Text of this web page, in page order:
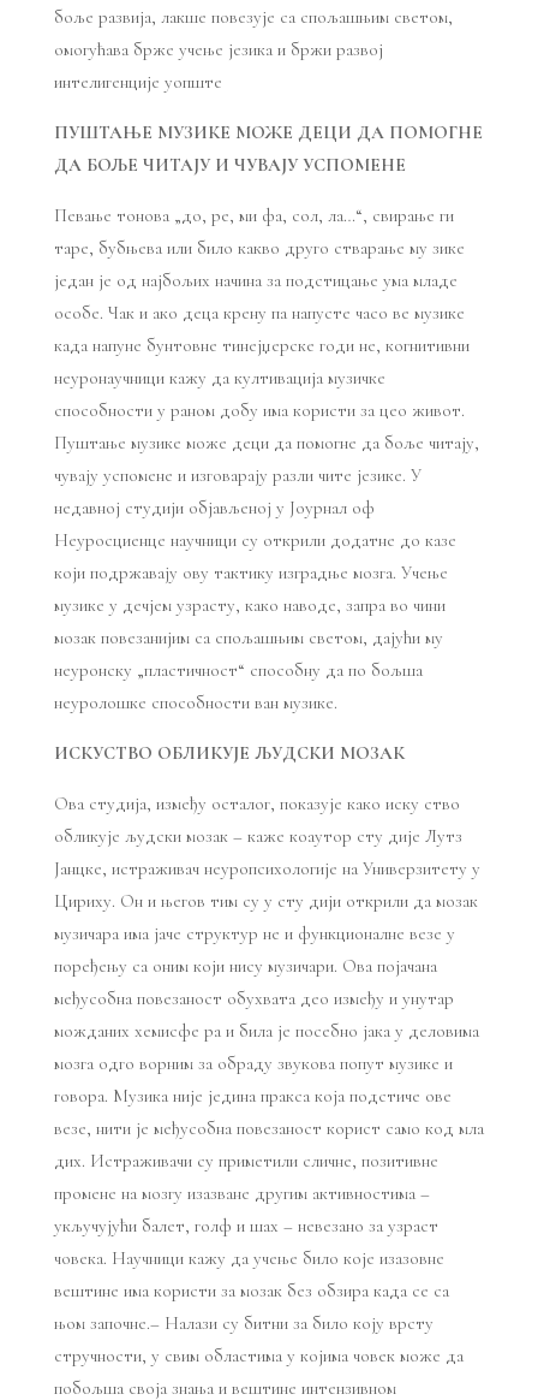
боље развија, лакше повезује са спољашњим светом,
омогућава брже учење језика и бржи развој
интелигенције уопште
ПУШТАЊЕ МУЗИКЕ МОЖЕ ДЕЦИ ДА ПОМОГНЕ
ДА БОЉЕ ЧИТАЈУ И ЧУВАЈУ УСПОМЕНЕ
Певање тонова „до, ре, ми фа, сол, ла…“, свирање ги
таре, бубњева или било какво друго стварање му зике
један је од најбољих начина за подстицање ума младе
особе. Чак и ако деца крену па напусте часо ве музике
када напуне бунтовне тинејџерске годи не, когнитивни
неуронаучници кажу да култивација музичке
способности у раном добу има користи за цео живот.
Пуштање музике може деци да помогне да боље читају,
чувају успомене и изговарају разли чите језике. У
недавној студији објављеној у Јоурнал оф
Неуросциенце научници су открили додатне до казе
који подржавају ову тактику изградње мозга. Учење
музике у дечјем узрасту, како наводе, запра во чини
мозак повезанијим са спољашњим светом, дајући му
неуронску „пластичност“ способну да по бољша
неуролошке способности ван музике.
ИСКУСТВО ОБЛИКУЈЕ ЉУДСКИ МОЗАК
Ова студија, између осталог, показује како иску ство
обликује људски мозак – каже коаутор сту дије Лутз
Јанцке, истраживач неуропсихологије на Универзитету у
Цириху. Он и његов тим су у сту дији открили да мозак
музичара има јаче структур не и функционалне везе у
поређењу са оним који нису музичари. Ова појачана
међусобна повезаност обухвата део између и унутар
можданих хемисфе ра и била је посебно јака у деловима
мозга одго ворним за обраду звукова попут музике и
говора. Музика није једина пракса која подстиче ове
везе, нити је међусобна повезаност корист само код мла
дих. Истраживачи су приметили сличне, позитивне
промене на мозгу изазване другим активностима –
укључујући балет, голф и шах – невезано за узраст
човека. Научници кажу да учење било које изазовне
вештине има користи за мозак без обзира када се са
њом започне.– Налази су битни за било коју врсту
стручности, у свим областима у којима човек може да
побољша своја знања и вештине интензивном